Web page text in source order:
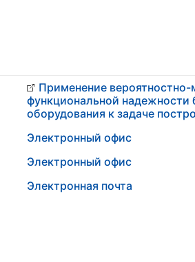
Применение вероятностно-
функциональной надежности
оборудования к задаче постро
Электронный офис
Электронный офис
Электронная почта